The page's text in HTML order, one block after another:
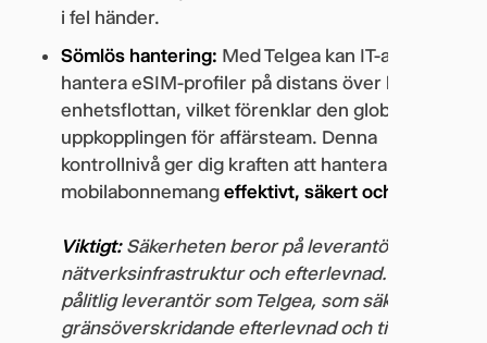
i fel händer.
Sömlös hantering: Med Telgea kan IT-ansvariga
hantera eSIM-profiler på distans över hela
enhetsflottan, vilket förenklar den globala
uppkopplingen för affärsteam. Denna
kontrollnivå ger dig kraften att hantera
mobilabonnemang effektivt, säkert och centralt
Viktigt: Säkerheten beror på leverantörens
nätverksinfrastruktur och efterlevnad. Välj en
pålitlig leverantör som Telgea, som säkerställer
gränsöverskridande efterlevnad och tillförlitligt